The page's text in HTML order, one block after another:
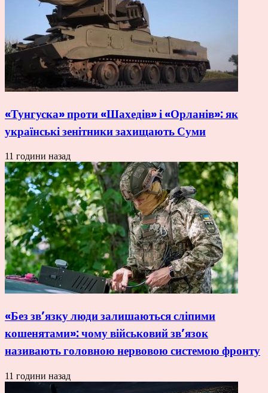
«Тунгуска» проти «Шахедів» і «Орланів»: як
українські зенітники захищають Суми
11 години назад
«Без зв’язку люди залишаються сліпими
кошенятами»: чому військовий зв’язок
називають головною нервовою системою фронту
11 години назад